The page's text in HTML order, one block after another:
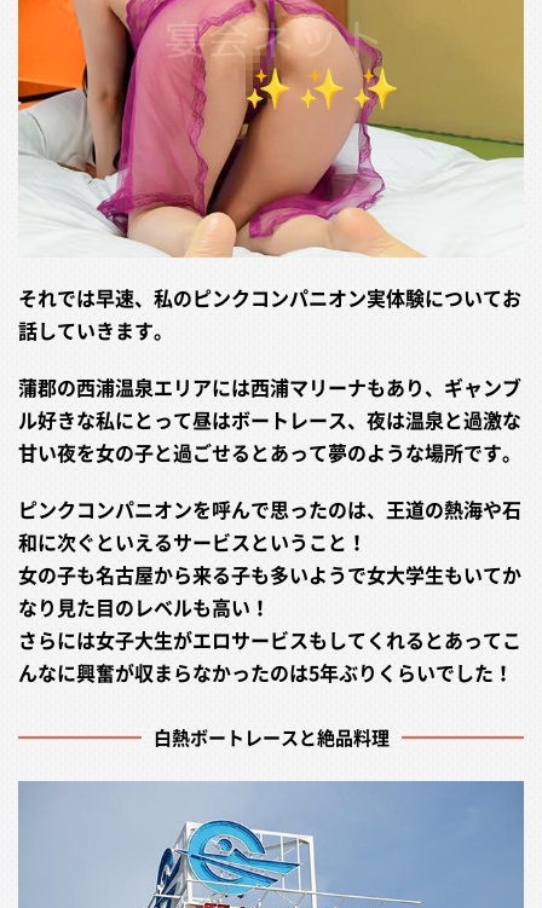
それでは早速、私のピンクコンパニオン実体験についてお
話していきます。
蒲郡の西浦温泉エリアには西浦マリーナもあり、ギャンブ
ル好きな私にとって昼はボートレース、夜は温泉と過激な
甘い夜を女の子と過ごせるとあって夢のような場所です。
ピンクコンパニオンを呼んで思ったのは、王道の熱海や石
和に次ぐといえるサービスということ！
女の子も名古屋から来る子も多いようで女大学生もいてか
なり見た目のレベルも高い！
さらには女子大生がエロサービスもしてくれるとあってこ
んなに興奮が収まらなかったのは5年ぶりくらいでした！
白熱ボートレースと絶品料理